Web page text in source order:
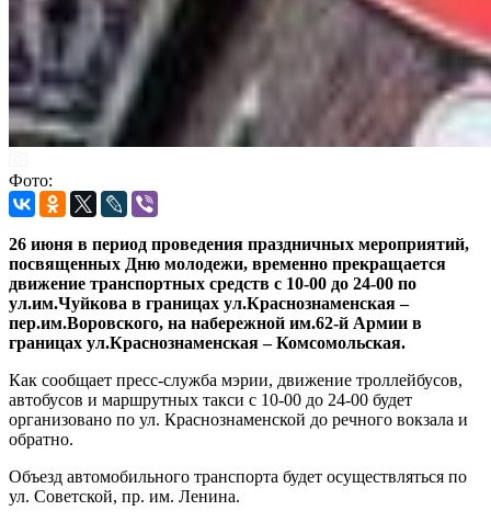
Фото:
26 июня в период проведения праздничных мероприятий,
посвященных Дню молодежи, временно прекращается
движение транспортных средств с 10-00 до 24-00 по
ул.им.Чуйкова в границах ул.Краснознаменская –
пер.им.Воровского, на набережной им.62-й Армии в
границах ул.Краснознаменская – Комсомольская.
Как сообщает пресс-служба мэрии, движение троллейбусов,
автобусов и маршрутных такси с 10-00 до 24-00 будет
организовано по ул. Краснознаменской до речного вокзала и
обратно.
Объезд автомобильного транспорта будет осуществляться по
ул. Советской, пр. им. Ленина.